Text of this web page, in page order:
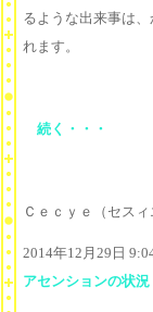
るような出来事は
れます。
続く・・・
Ｃｅｃｙｅ（セスィ
2014年12月29日
アセンションの状況